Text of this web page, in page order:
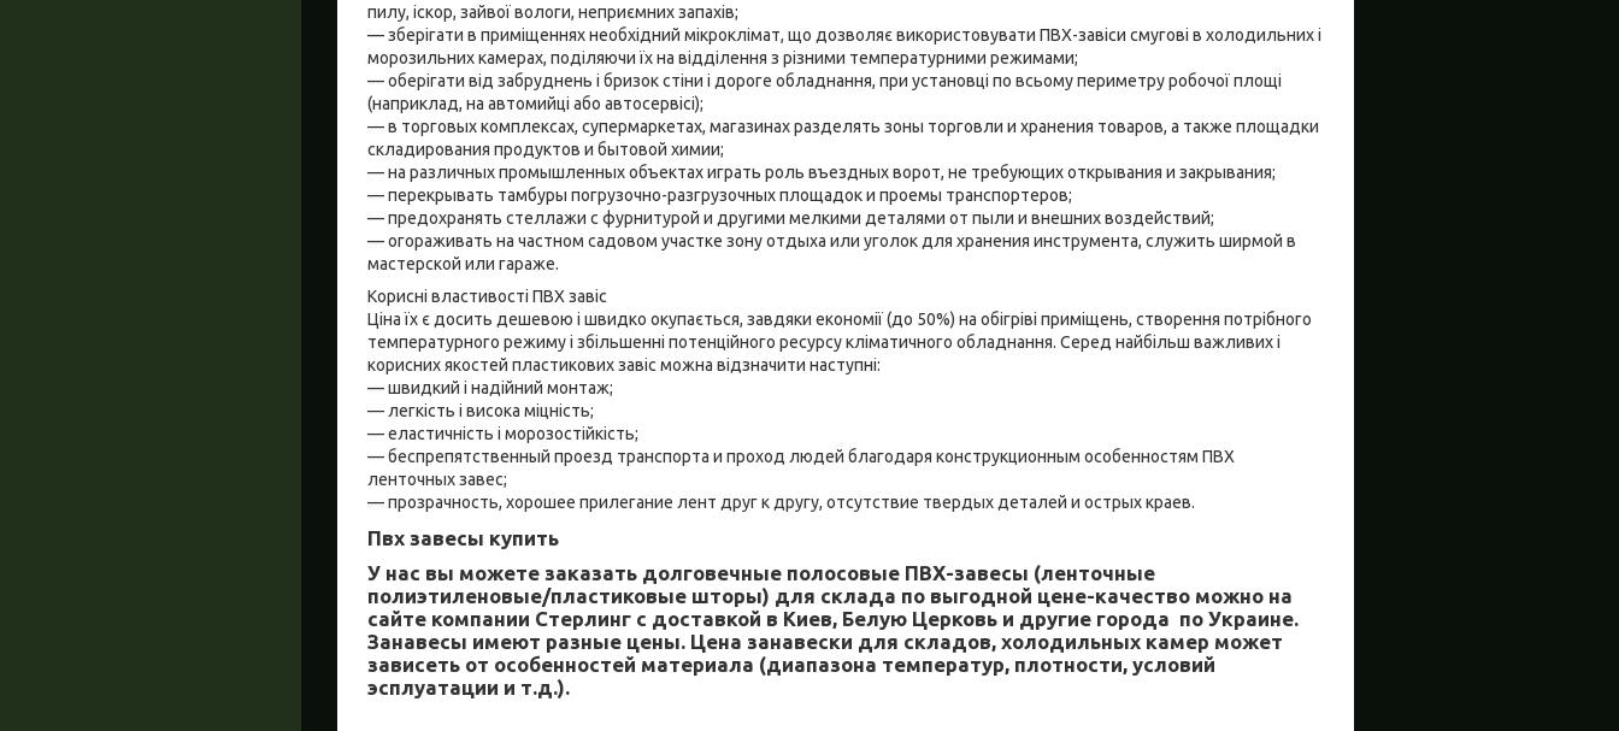
пилу, іскор, зайвої вологи, неприємних запахів;
— зберігати в приміщеннях необхідний мікроклімат, що дозволяє використовувати ПВХ-завіси смугові в холодильних і
морозильних камерах, поділяючи їх на відділення з різними температурними режимами;
— оберігати від забруднень і бризок стіни і дороге обладнання, при установці по всьому периметру робочої площі
(наприклад, на автомийці або автосервісі);
— в торговых комплексах, супермаркетах, магазинах разделять зоны торговли и хранения товаров, а также площадки
складирования продуктов и бытовой химии;
— на различных промышленных объектах играть роль въездных ворот, не требующих открывания и закрывания;
— перекрывать тамбуры погрузочно-разгрузочных площадок и проемы транспортеров;
— предохранять стеллажи с фурнитурой и другими мелкими деталями от пыли и внешних воздействий;
— огораживать на частном садовом участке зону отдыха или уголок для хранения инструмента, служить ширмой в
мастерской или гараже.
Корисні властивості ПВХ завіс
Ціна їх є досить дешевою і швидко окупається, завдяки економії (до 50%) на обігріві приміщень, створення потрібного
температурного режиму і збільшенні потенційного ресурсу кліматичного обладнання. Серед найбільш важливих і
корисних якостей пластикових завіс можна відзначити наступні:
— швидкий і надійний монтаж;
— легкість і висока міцність;
— еластичність і морозостійкість;
— беспрепятственный проезд транспорта и проход людей благодаря конструкционным особенностям ПВХ
ленточных завес;
— прозрачность, хорошее прилегание лент друг к другу, отсутствие твердых деталей и острых краев.
Пвх завесы купить
У нас вы можете заказать долговечные полосовые ПВХ-завесы (ленточные
полиэтиленовые/пластиковые шторы) для склада по выгодной цене-качество можно на
сайте компании Стерлинг с доставкой в Киев, Белую Церковь и другие города по Украине.
Занавесы имеют разные цены. Цена занавески для складов, холодильных камер может
зависеть от особенностей материала (диапазона температур, плотности, условий
эсплуатации и т.д.).